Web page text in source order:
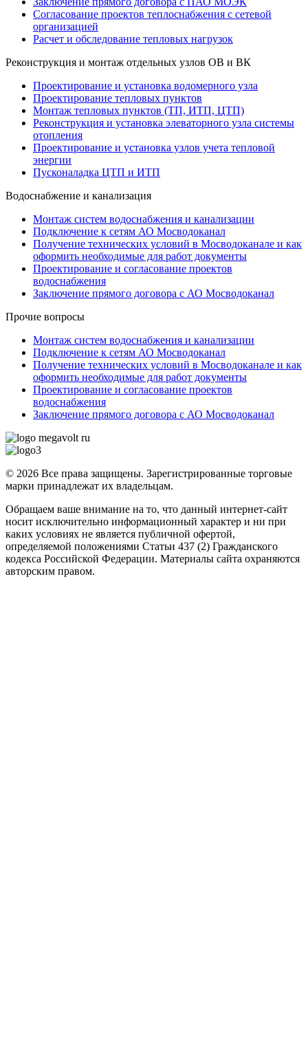
Согласование проектов теплоснабжения с сетевой
организацией
Расчет и обследование тепловых нагрузок
Реконструкция и монтаж отдельных узлов ОВ и ВК
Проектирование и установка водомерного узла
Проектирование тепловых пунктов
Монтаж тепловых пунктов (ТП, ИТП, ЦТП)
Реконструкция и установка элеваторного узла системы
отопления
Проектирование и установка узлов учета тепловой
энергии
Пусконаладка ЦТП и ИТП
Водоснабжение и канализация
Монтаж систем водоснабжения и канализации
Подключение к сетям АО Мосводоканал
Получение технических условий в Мосводоканале и как
оформить необходимые для работ документы
Проектирование и согласование проектов
водоснабжения
Заключение прямого договора с АО Мосводоканал
Прочие вопросы
Монтаж систем водоснабжения и канализации
Подключение к сетям АО Мосводоканал
Получение технических условий в Мосводоканале и как
оформить необходимые для работ документы
Проектирование и согласование проектов
водоснабжения
Заключение прямого договора с АО Мосводоканал
© 2026 Все права защищены. Зарегистрированные торговые
марки принадлежат их владельцам.
Обращаем ваше внимание на то, что данный интернет-сайт
носит исключительно информационный характер и ни при
каких условиях не является публичной офертой,
определяемой положениями Статьи 437 (2) Гражданского
кодекса Российской Федерации. Материалы сайта охраняются
авторским правом.